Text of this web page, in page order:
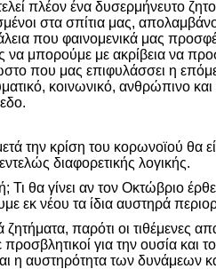
πλέον ένα δυσερμήνευτο
στα σπίτια μας,
που φαινομενικά μας
να μπορούμε με ακρίβεια να
που μας επιφυλάσσει η
κοινωνικό, ανθρώπινο και
την κρίση του κορωνοϊού θα
διαφορετικής λογικής.
θα γίνει αν τον Οκτώβριο
εκ νέου τα ίδια αυστηρά
παρότι οι τιθέμενες
για την ουσία και
η αυστηρότητα των δυνάμεων